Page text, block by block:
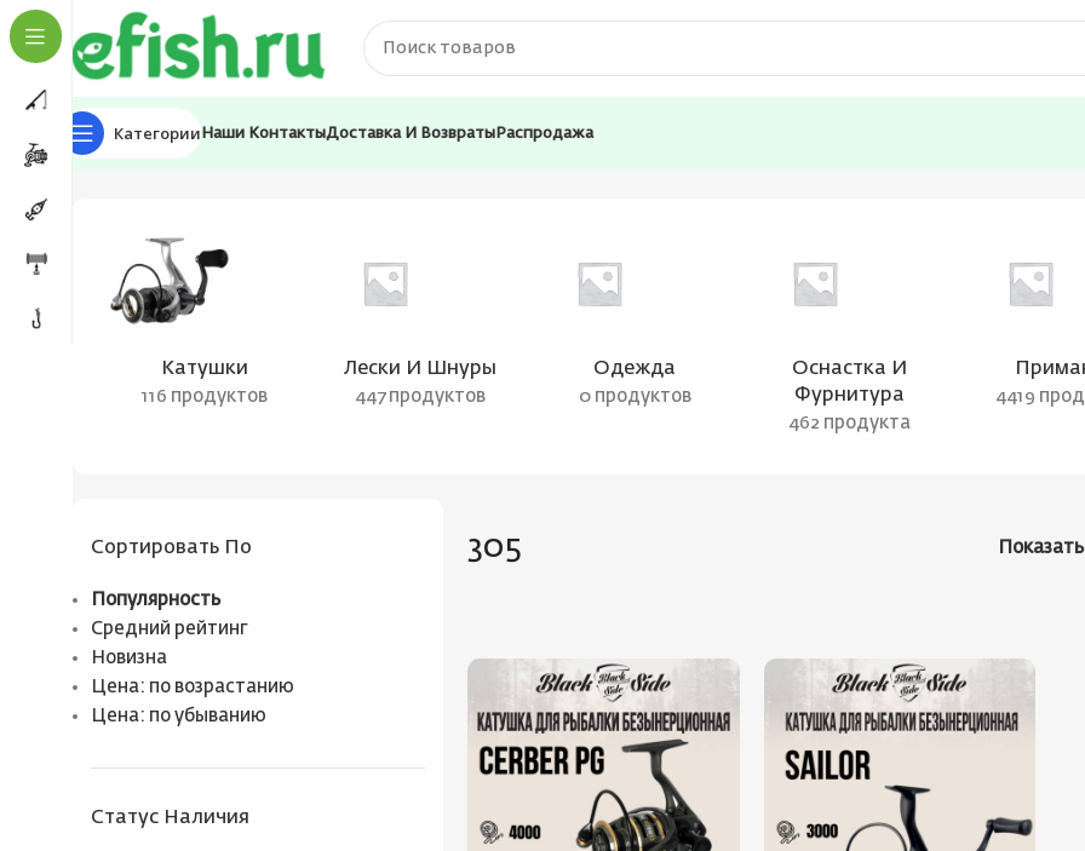
Категории Наши КонтактыДоставка И Возвраты Распродажа
Главная Товар Вес катушки
Катушки
116 продуктов
Лески И Шнуры
447 продуктов
Одежда
0 продуктов
Оснастка И
Фурнитура
462 продукта
4419
Сортировать По
Популярность
Средний рейтинг
Новизна
Цена: по возрастанию
Цена: по убыванию
Статус Наличия
305 Показать